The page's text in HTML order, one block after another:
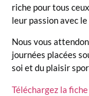
riche pour tous
leur passion avec
Nous vous
journées placées
soi et du plaisir
Téléchargez la